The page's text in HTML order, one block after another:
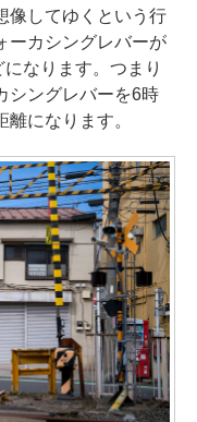
像してゆくという行
ーカシングレバーが
なります。つまり
シングレバーを6時
になります。